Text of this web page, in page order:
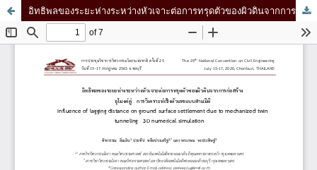
อิทธิพลของระยะห่างระหว่างหัวเจาะต่อการทรุดตัวของผิวดินจากการก่อสร้าง อุโมงค์คู่ - การวิเคราะห์เชิงตัวเลขแบบสามมิติ